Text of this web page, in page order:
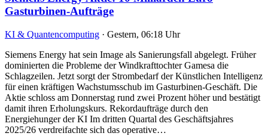
Gasturbinen-Aufträge
KI & Quantencomputing · Gestern, 06:18 Uhr
Siemens Energy hat sein Image als Sanierungsfall abgelegt. Früher
dominierten die Probleme der Windkrafttochter Gamesa die
Schlagzeilen. Jetzt sorgt der Strombedarf der Künstlichen Intelligenz
für einen kräftigen Wachstumsschub im Gasturbinen-Geschäft. Die
Aktie schloss am Donnerstag rund zwei Prozent höher und bestätigt
damit ihren Erholungskurs. Rekordaufträge durch den
Energiehunger der KI Im dritten Quartal des Geschäftsjahres
2025/26 verdreifachte sich das operative…